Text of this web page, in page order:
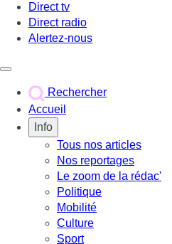
Direct tv
Direct radio
Alertez-nous
Rechercher
Accueil
Info
Tous nos articles
Nos reportages
Le zoom de la rédac'
Politique
Mobilité
Culture
Sport